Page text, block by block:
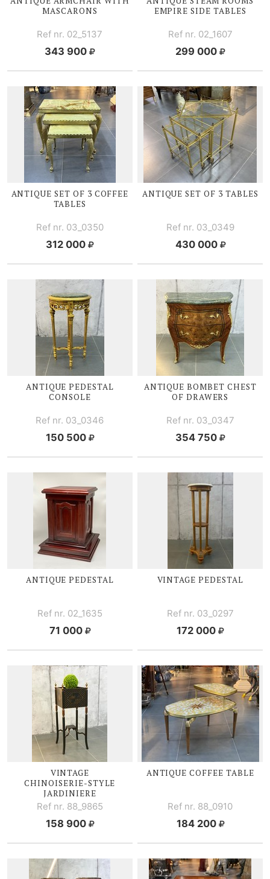
MASCARONS
Ref nr. 02_5137
343 900
EMPIRE SIDE TABLES
Ref nr. 02_1607
299 000
ANTIQUE SET OF 3 COFFEE
TABLES
Ref nr. 03_0350
312 000
ANTIQUE SET OF 3 TABLES
Ref nr. 03_0349
430 000
ANTIQUE PEDESTAL
CONSOLE
Ref nr. 03_0346
150 500
ANTIQUE BOMBET CHEST
OF DRAWERS
Ref nr. 03_0347
354 750
ANTIQUE PEDESTAL
Ref nr. 02_1635
71 000
VINTAGE PEDESTAL
Ref nr. 03_0297
172 000
VINTAGE
CHINOISERIE-STYLE
JARDINIERE
Ref nr. 88_9865
158 900
ANTIQUE COFFEE TABLE
Ref nr. 88_0910
184 200